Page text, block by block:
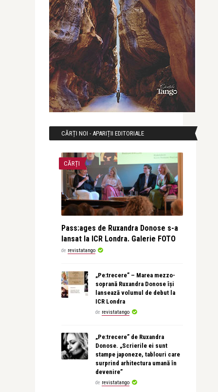
CĂRȚI NOI - APARIȚII EDITORIALE
CĂRȚI
Pass:ages de Ruxandra Donose s-a
lansat la ICR Londra. Galerie FOTO
de revistatango
„Pe:trecere” – Marea mezzo-
soprană Ruxandra Donose își
lansează volumul de debut la
ICR Londra
de revistatango
„Pe:trecere” de Ruxandra
Donose. „Scrierile ei sunt
stampe japoneze, tablouri care
surprind arhitectura umană în
devenire”
de revistatango